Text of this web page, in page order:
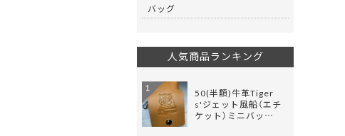
バッグ
人気商品ランキング
50(半額)牛革Tiger
s'ジェット風船（エチ
ケット）ミニバッ…
1